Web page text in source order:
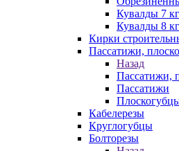
Кувалды 7 кг
Кувалды 8 кг
Кирки
Пассатижи,
Назад
Пассатижи,
Пассатижи
Кабелерезы
Круглогубцы
Болторезы